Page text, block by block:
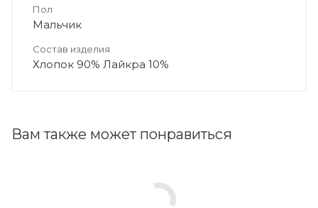
Пол
Мальчик
Состав изделия
Хлопок 90% Лайкра 10%
Вам также может понравиться